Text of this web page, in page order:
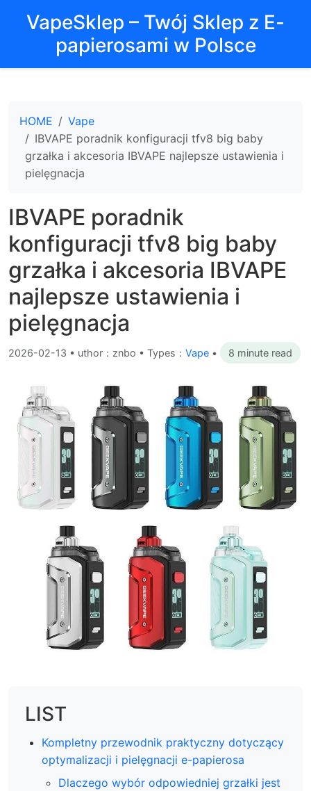
VapeSklep – Twój Sklep z E-
papierosami w Polsce
HOME
Vape
IBVAPE poradnik konfiguracji tfv8 big baby
grzałka i akcesoria IBVAPE najlepsze ustawienia i
pielęgnacja
IBVAPE poradnik
konfiguracji tfv8 big baby
grzałka i akcesoria IBVAPE
najlepsze ustawienia i
pielęgnacja
2026-02-13 • uthor：znbo • Types： Vape • 8 minute read
LIST
Kompletny przewodnik praktyczny dotyczący
optymalizacji i pielęgnacji e-papierosa
Dlaczego wybór odpowiedniej grzałki jest